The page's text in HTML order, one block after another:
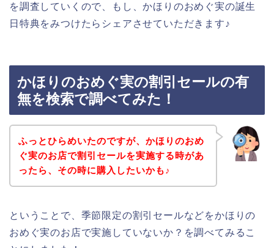
を調査していくので、もし、かほりのおめぐ実の誕生
日特典をみつけたらシェアさせていただきます♪
かほりのおめぐ実の割引セールの有
無を検索で調べてみた！
ふっとひらめいたのですが、かほりのおめ
ぐ実のお店で割引セールを実施する時があ
ったら、その時に購入したいかも♪
ということで、季節限定の割引セールなどをかほりの
おめぐ実のお店で実施していないか？を調べてみるこ